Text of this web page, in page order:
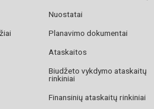
Nuostatai
Planavimo dokumentai
Ataskaitos
Biudžeto vykdymo ataskaitų
rinkiniai
Finansinių ataskaitų rinkiniai